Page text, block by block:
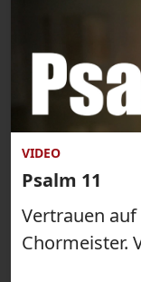
VIDEO
Psalm 11
Vertrauen
Chormeister.